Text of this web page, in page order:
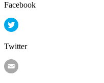
Facebook
Twitter